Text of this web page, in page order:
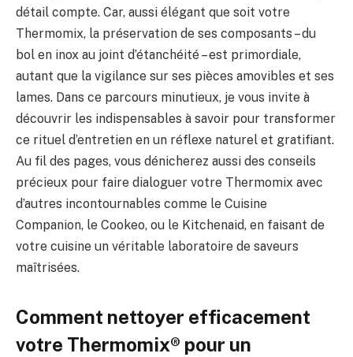
détail compte. Car, aussi élégant que soit votre
Thermomix, la préservation de ses composants – du
bol en inox au joint d’étanchéité – est primordiale,
autant que la vigilance sur ses pièces amovibles et ses
lames. Dans ce parcours minutieux, je vous invite à
découvrir les indispensables à savoir pour transformer
ce rituel d’entretien en un réflexe naturel et gratifiant.
Au fil des pages, vous dénicherez aussi des conseils
précieux pour faire dialoguer votre Thermomix avec
d’autres incontournables comme le Cuisine
Companion, le Cookeo, ou le Kitchenaid, en faisant de
votre cuisine un véritable laboratoire de saveurs
maîtrisées.
Comment nettoyer efficacement
votre Thermomix® pour un